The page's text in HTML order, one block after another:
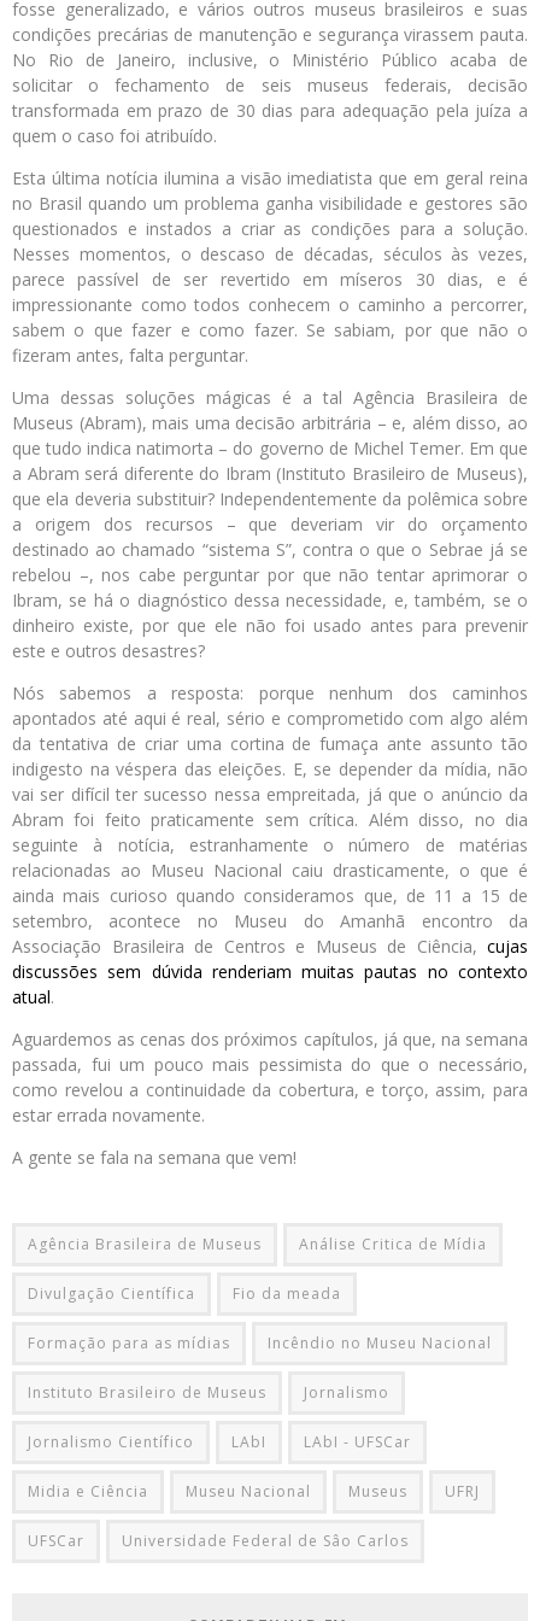
fosse generalizado, e vários outros museus brasileiros e suas
condições precárias de manutenção e segurança virassem pauta.
No Rio de Janeiro, inclusive, o Ministério Público acaba de
solicitar o fechamento de seis museus federais, decisão
transformada em prazo de 30 dias para adequação pela juíza a
quem o caso foi atribuído.
Esta última notícia ilumina a visão imediatista que em geral reina
no Brasil quando um problema ganha visibilidade e gestores são
questionados e instados a criar as condições para a solução.
Nesses momentos, o descaso de décadas, séculos às vezes,
parece passível de ser revertido em míseros 30 dias, e é
impressionante como todos conhecem o caminho a percorrer,
sabem o que fazer e como fazer. Se sabiam, por que não o
fizeram antes, falta perguntar.
Uma dessas soluções mágicas é a tal Agência Brasileira de
Museus (Abram), mais uma decisão arbitrária – e, além disso, ao
que tudo indica natimorta – do governo de Michel Temer. Em que
a Abram será diferente do Ibram (Instituto Brasileiro de Museus),
que ela deveria substituir? Independentemente da polêmica sobre
a origem dos recursos – que deveriam vir do orçamento
destinado ao chamado “sistema S”, contra o que o Sebrae já se
rebelou –, nos cabe perguntar por que não tentar aprimorar o
Ibram, se há o diagnóstico dessa necessidade, e, também, se o
dinheiro existe, por que ele não foi usado antes para prevenir
este e outros desastres?
Nós sabemos a resposta: porque nenhum dos caminhos
apontados até aqui é real, sério e comprometido com algo além
da tentativa de criar uma cortina de fumaça ante assunto tão
indigesto na véspera das eleições. E, se depender da mídia, não
vai ser difícil ter sucesso nessa empreitada, já que o anúncio da
Abram foi feito praticamente sem crítica. Além disso, no dia
seguinte à notícia, estranhamente o número de matérias
relacionadas ao Museu Nacional caiu drasticamente, o que é
ainda mais curioso quando consideramos que, de 11 a 15 de
setembro, acontece no Museu do Amanhã encontro da
Associação Brasileira de Centros e Museus de Ciência, cujas
discussões sem dúvida renderiam muitas pautas no contexto
atual.
Aguardemos as cenas dos próximos capítulos, já que, na semana
passada, fui um pouco mais pessimista do que o necessário,
como revelou a continuidade da cobertura, e torço, assim, para
estar errada novamente.
A gente se fala na semana que vem!
Agência Brasileira de Museus Análise Critica de Mídia
Divulgação Científica Fio da meada
Formação para as mídias Incêndio no Museu Nacional
Instituto Brasileiro de Museus Jornalismo
Jornalismo Científico LAbI LAbI - UFSCar
Midia e Ciência Museu Nacional Museus UFRJ
UFSCar Universidade Federal de Sâo Carlos